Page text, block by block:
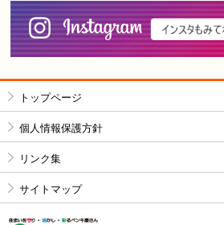
トップページ
個人情報保護方針
リンク集
サイトマップ